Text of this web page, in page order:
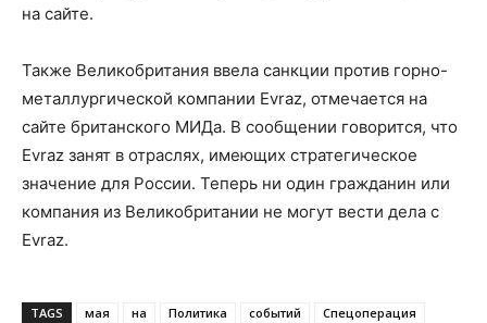
на сайте.
Также Великобритания ввела санкции против горно-
металлургической компании Evraz, отмечается на
сайте британского МИДа. В сообщении говорится, что
Evraz занят в отраслях, имеющих стратегическое
значение для России. Теперь ни один гражданин или
компания из Великобритании не могут вести дела с
Evraz.
TAGS мая на Политика событий
Спецоперация